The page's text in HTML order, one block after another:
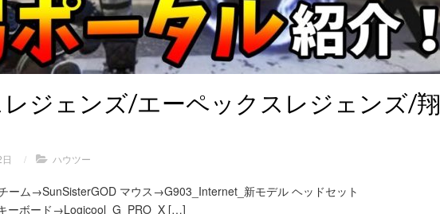
ジェンズ/エーペックスレジェンズ/翔
/ ハウツー
ム→SunSisterGOD マウス→G903_Internet_新モデル ヘッドセット
ーボード→Logicool_G_PRO_X […]